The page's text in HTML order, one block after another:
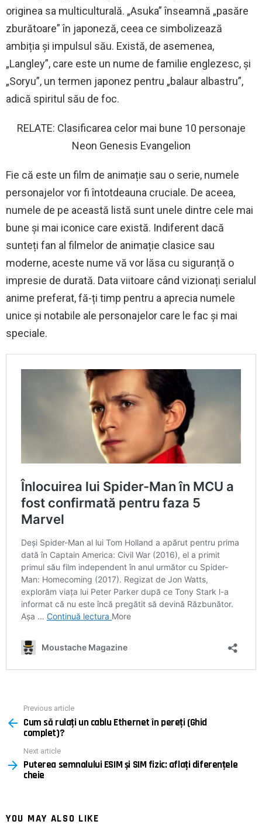
originea sa multiculturală. „Asuka” înseamnă „pasăre
zburătoare” în japoneză, ceea ce simbolizează
ambiția și impulsul său. Există, de asemenea,
„Langley”, care este un nume de familie englezesc, și
„Soryu”, un termen japonez pentru „balaur albastru”,
adică spiritul său de foc.
RELATE: Clasificarea celor mai bune 10 personaje
Neon Genesis Evangelion
Fie că este un film de animație sau o serie, numele
personajelor vor fi întotdeauna cruciale. De aceea,
numele de pe această listă sunt unele dintre cele mai
bune și mai iconice care există. Indiferent dacă
sunteți fan al filmelor de animație clasice sau
moderne, aceste nume vă vor lăsa cu siguranță o
impresie de durată. Data viitoare când vizionați serialul
anime preferat, fă-ți timp pentru a aprecia numele
unice și notabile ale personajelor care le fac și mai
speciale.
more
Previous article
Cum să rulați un cablu Ethernet în pereți (Ghid
complet)?
Next article
Puterea semnalului ESIM și SIM fizic: aflați diferențele
cheie
YOU MAY ALSO LIKE